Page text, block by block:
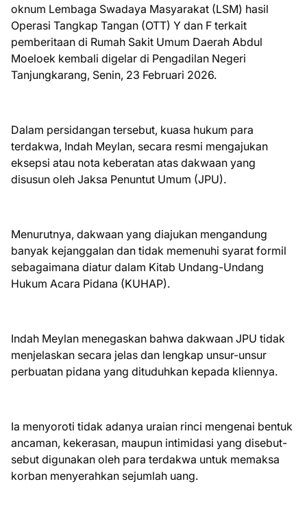
oknum Lembaga Swadaya Masyarakat (LSM) hasil
Operasi Tangkap Tangan (OTT) Y dan F terkait
pemberitaan di Rumah Sakit Umum Daerah Abdul
Moeloek kembali digelar di Pengadilan Negeri
Tanjungkarang, Senin, 23 Februari 2026.
Dalam persidangan tersebut, kuasa hukum para
terdakwa, Indah Meylan, secara resmi mengajukan
eksepsi atau nota keberatan atas dakwaan yang
disusun oleh Jaksa Penuntut Umum (JPU).
Menurutnya, dakwaan yang diajukan mengandung
banyak kejanggalan dan tidak memenuhi syarat formil
sebagaimana diatur dalam Kitab Undang-Undang
Hukum Acara Pidana (KUHAP).
Indah Meylan menegaskan bahwa dakwaan JPU tidak
menjelaskan secara jelas dan lengkap unsur-unsur
perbuatan pidana yang dituduhkan kepada kliennya.
Ia menyoroti tidak adanya uraian rinci mengenai bentuk
ancaman, kekerasan, maupun intimidasi yang disebut-
sebut digunakan oleh para terdakwa untuk memaksa
korban menyerahkan sejumlah uang.